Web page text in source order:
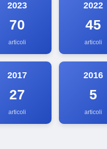
2023
70
articoli
2022
45
articoli
2017
27
articoli
2016
5
articoli